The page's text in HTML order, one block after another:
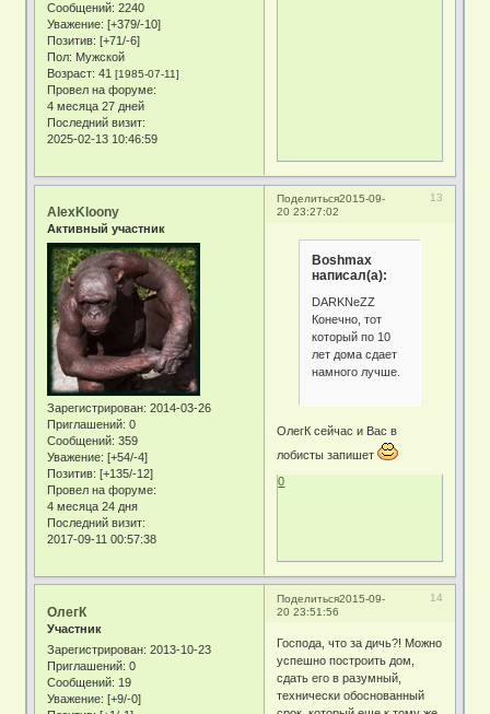
Сообщений: 2240
Уважение: [+379/-10]
Позитив: [+71/-6]
Пол: Мужской
Возраст: 41[1985-07-11]
Провел на форуме:
4 месяца 27 дней
Последний визит:
2025-02-13 10:46:59
Поделиться 13
2015-09-
20 23:27:02
AlexKloony
Активный участник
Зарегистрирован: 2014-03-26
Приглашений: 0
Сообщений: 359
Уважение: [+54/-4]
Позитив: [+135/-12]
Провел на форуме:
4 месяца 24 дня
Последний визит:
2017-09-11 00:57:38
Boshmax
написал(а):
DARKNeZZ
Конечно, тот
который по 10
лет дома сдает
намного лучше.
ОлегК сейчас и Вас в
лобисты запишет
0
Поделиться 14
2015-09-
20 23:51:56
ОлегК
Участник
Зарегистрирован: 2013-10-23
Приглашений: 0
Сообщений: 19
Уважение: [+9/-0]
Господа, что за дичь?! Можно
успешно построить дом,
сдать его в разумный,
технически обоснованный